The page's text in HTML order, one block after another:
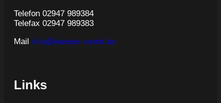
Telefon 02947 989384
Telefax 02947 989383
Mail info@koester-event.de
Links